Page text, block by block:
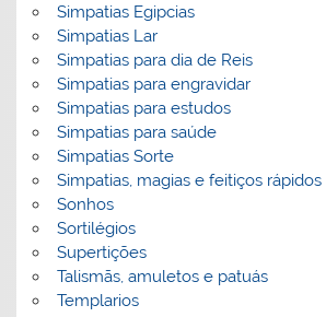
Simpatias Egipcias
Simpatias Lar
Simpatias para dia de Reis
Simpatias para engravidar
Simpatias para estudos
Simpatias para saúde
Simpatias Sorte
Simpatias, magias e feitiços rápidos
Sonhos
Sortilégios
Supertições
Talismãs, amuletos e patuás
Templarios